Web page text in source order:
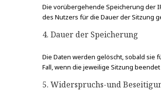
Die vorübergehende Speicherung der
des Nutzers für die Dauer der Sitzung
4. Dauer der Speicherung
Die Daten werden gelöscht, sobald sie
Fall, wenn die jeweilige Sitzung beendet
5. Widerspruchs-und